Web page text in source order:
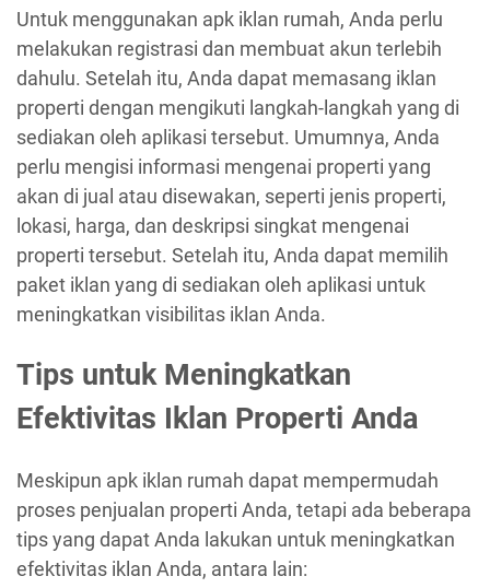
Untuk menggunakan apk iklan rumah, Anda perlu
melakukan registrasi dan membuat akun terlebih
dahulu. Setelah itu, Anda dapat memasang iklan
properti dengan mengikuti langkah-langkah yang di
sediakan oleh aplikasi tersebut. Umumnya, Anda
perlu mengisi informasi mengenai properti yang
akan di jual atau disewakan, seperti jenis properti,
lokasi, harga, dan deskripsi singkat mengenai
properti tersebut. Setelah itu, Anda dapat memilih
paket iklan yang di sediakan oleh aplikasi untuk
meningkatkan visibilitas iklan Anda.
Tips untuk Meningkatkan
Efektivitas Iklan Properti Anda
Meskipun apk iklan rumah dapat mempermudah
proses penjualan properti Anda, tetapi ada beberapa
tips yang dapat Anda lakukan untuk meningkatkan
efektivitas iklan Anda, antara lain: